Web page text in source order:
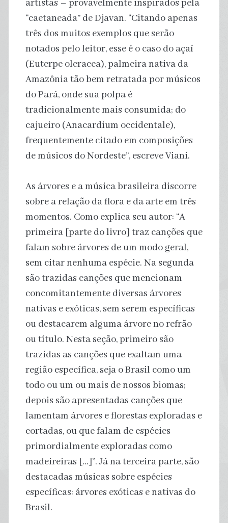
artistas – provavelmente inspirados pela
“caetaneada” de Djavan. “Citando apenas
três dos muitos exemplos que serão
notados pelo leitor, esse é o caso do açaí
(Euterpe oleracea), palmeira nativa da
Amazônia tão bem retratada por músicos
do Pará, onde sua polpa é
tradicionalmente mais consumida; do
cajueiro (Anacardium occidentale),
frequentemente citado em composições
de músicos do Nordeste”, escreve Viani.
As árvores e a música brasileira discorre
sobre a relação da flora e da arte em três
momentos. Como explica seu autor: “A
primeira [parte do livro] traz canções que
falam sobre árvores de um modo geral,
sem citar nenhuma espécie. Na segunda
são trazidas canções que mencionam
concomitantemente diversas árvores
nativas e exóticas, sem serem específicas
ou destacarem alguma árvore no refrão
ou título. Nesta seção, primeiro são
trazidas as canções que exaltam uma
região específica, seja o Brasil como um
todo ou um ou mais de nossos biomas;
depois são apresentadas canções que
lamentam árvores e florestas exploradas e
cortadas, ou que falam de espécies
primordialmente exploradas como
madeireiras […]”. Já na terceira parte, são
destacadas músicas sobre espécies
específicas: árvores exóticas e nativas do
Brasil.